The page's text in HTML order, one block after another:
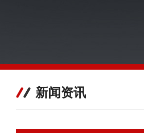
新闻资讯